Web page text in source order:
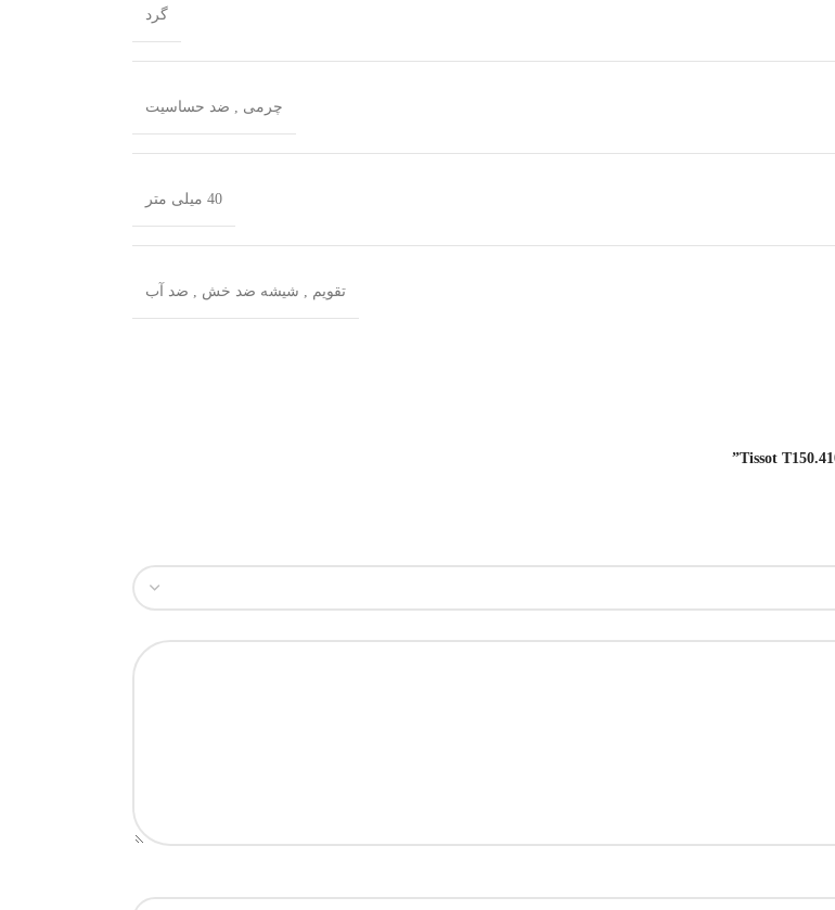
گرد
چرمی ضد‌ حساسیت
40 میلی متر
تقویم شیشه ضد خش ضد آب